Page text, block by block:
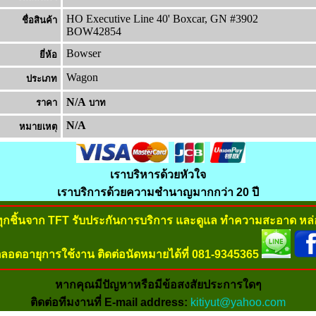
ชื่อสินค้า
HO Executive Line 40' Boxcar, GN #3902
BOW42854
ยี่ห้อ Bowser
ประเภท Wagon
ราคา N/A บาท
หมายเหต N/A
เราบริหารด้วยหัวใจ
เราบริการด้วยความชำนาญมากกว่า 20 ปี
ชิ้นจาก TFT รับประกันการบริการ และดูแล ทำความสะอาด ห
อดอายุการใช้งาน ติดต่อนัดหมายได้ที่ 081-9345365
หากคุณมีปัญหาหรือมีข้อสงสัยประการใดๆ
ติดต่อทีมงานที่ E-mail address: kitiyut@yahoo.com